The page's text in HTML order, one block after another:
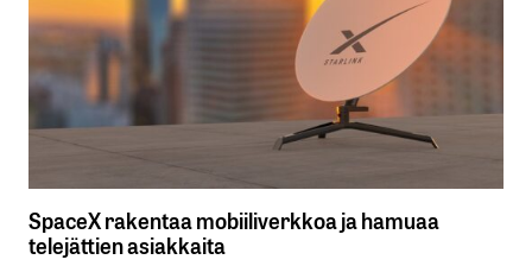
SpaceX rakentaa mobiiliverkkoa ja hamuaa
telejättien asiakkaita